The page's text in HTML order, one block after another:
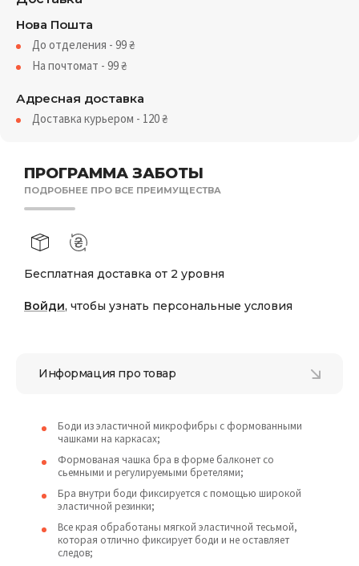
ПРОГРАММА ЗАБОТЫ
ПОДРОБНЕЕ ПРО ВСЕ ПРЕИМУЩЕСТВА
Бесплатная доставка от 2 уровня
Войди, чтобы узнать персональные условия
Нова Пошта
До отделения - 99₴
На почтомат - 99₴
Адресная доставка
Доставка курьером - 120₴
Информация про товар
Боди из эластичной микрофибры с формованными
чашками на каркасах;
Формованая чашка бра в форме балконет со
сьемными и регулируемыми бретелями;
Бра внутри боди фиксируется с помощью широкой
эластичной резинки;
Все края обработаны мягкой эластичной тесьмой,
которая отлично фиксирует боди и не оставляет
следов;